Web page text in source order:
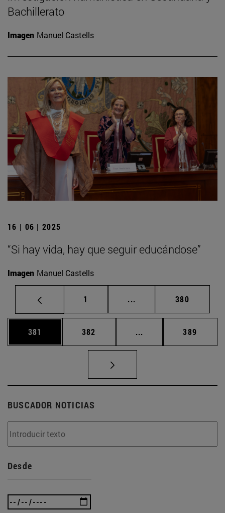
Bachillerato
Imagen Manuel Castells
16 | 06 | 2025
“Si hay vida, hay que seguir educándose”
Imagen Manuel Castells
Página
1 ... Páginas intermedias
Página
380
Página
381 Página
382 ... Páginas intermedias
Página
389
BUSCADOR NOTICIAS
Desde